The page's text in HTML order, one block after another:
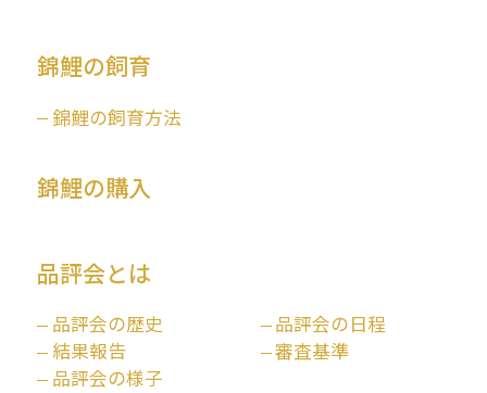
錦鯉の飼育
錦鯉の飼育方法
錦鯉の購入
品評会とは
品評会の歴史
品評会の日程
結果報告
審査基準
品評会の様子